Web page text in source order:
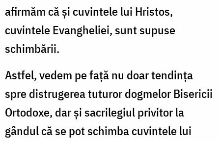
afirmăm că şi cuvintele lui Hristos,
cuvintele Evangheliei, sunt supuse
schimbării.
Astfel, vedem pe faţă nu doar tendinţa
spre distrugerea tuturor dogmelor Bisericii
Ortodoxe, dar şi sacrilegiul privitor la
gândul că se pot schimba cuvintele lui